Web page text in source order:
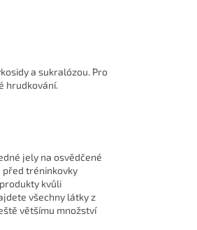
a sukralózou. Pro
hrudkování.
jely na osvědčené
před tréninkovky
kvůli
všechny látky z
většímu množství